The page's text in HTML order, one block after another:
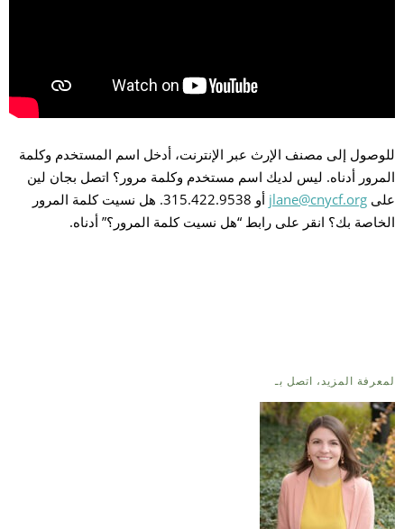
للوصول إلى مصنف الإرث عبر الإنترنت، أدخل اسم المستخدم وكلمة
المرور أدناه. ليس لديك اسم مستخدم وكلمة مرور؟ اتصل بجان لين
على jlane@cnycf.org
أو 315.422.9538. هل نسيت كلمة المرور
الخاصة بك؟ انقر على رابط “هل نسيت كلمة المرور؟” أدناه.
لمعرفة المزيد، اتصل بـ